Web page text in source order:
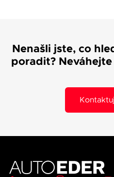
Nenašli jste, co
poradit?